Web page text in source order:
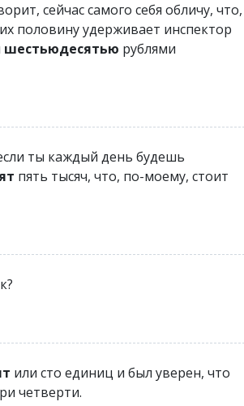
сейчас самого себя обличу, что,
половину удерживает инспектор
шестьюдесятью рублями
ты каждый день будешь
пять тысяч, что, по-моему, стоит
или сто единиц и был уверен, что
четверти.